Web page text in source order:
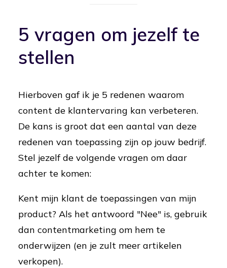
5 vragen om jezelf te
stellen
Hierboven gaf ik je 5 redenen waarom
content de klantervaring kan verbeteren.
De kans is groot dat een aantal van deze
redenen van toepassing zijn op jouw bedrijf.
Stel jezelf de volgende vragen om daar
achter te komen:
Kent mijn klant de toepassingen van mijn
product? Als het antwoord "Nee" is, gebruik
dan contentmarketing om hem te
onderwijzen (en je zult meer artikelen
verkopen).